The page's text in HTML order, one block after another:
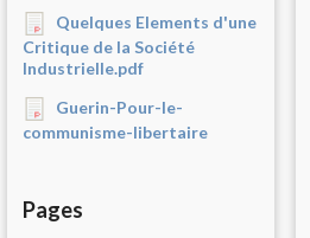
Quelques Elements d'une
Critique de la Société
Industrielle.pdf
Guerin-Pour-le-
communisme-libertaire
Pages